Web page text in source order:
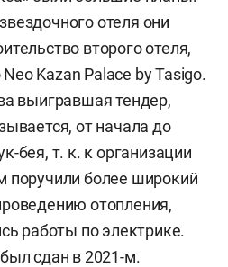
облика здания, а внутри
со спа-комплексом,
Здание в итоге
Групп». Как
АИР РТТалия Минуллина
объем инвестиций
Объект
участок бывшего
(9 838 кв. м) и
(8 252 кв. м).
отеля они
второго отеля,
Kazan Palace by Tasigo.
выигравшая тендер,
от начала до
бея, т. к. к организации
поручили более широкий
отопления,
работы по электрике.
сдан в 2021-м.